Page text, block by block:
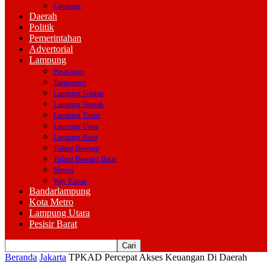
Lampung
Daerah
Politik
Pemerintahan
Advertorial
Lampung
Pesawaran
Tanggamus
Lampung Selatan
Lampung Tengah
Lampung Timur
Lampung Utara
Lampung Barat
Tulang Bawang
Tulang Bawang Barat
Mesuji
Way Kanan
Bandarlampung
Kota Metro
Lampung Utara
Pesisir Barat
Beranda Jakarta TPKAD Percepat Akses Keuangan Di Daerah